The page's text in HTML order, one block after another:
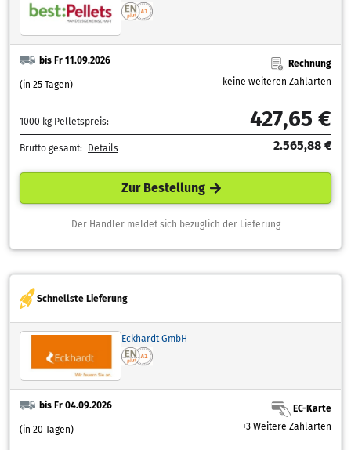
bis Fr 11.09.2026
(in 25 Tagen)
Rechnung
keine weiteren Zahlarten
1000 kg Pelletspreis: 427,65 €
Brutto gesamt: Details 2.565,88 €
Zur Bestellung
Der Händler meldet sich bezüglich der Lieferung
Schnellste Lieferung
Eckhardt GmbH
bis Fr 04.09.2026
(in 20 Tagen)
EC-Karte
+3 Weitere Zahlarten